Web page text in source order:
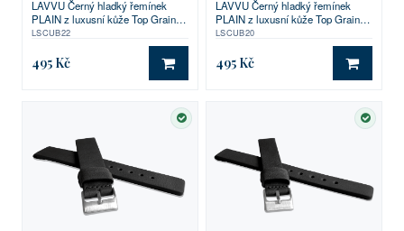
LAVVU Černý hladký řemínek
PLAIN z luxusní kůže Top Grain -
22
LSCUB22
495 Kč DO KOŠÍKU
LAVVU Černý hladký řemínek
PLAIN z luxusní kůže Top Grain -
20
LSCUB20
495 Kč DO
SKLADEM